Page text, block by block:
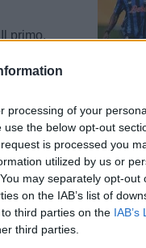
processing of your
the below opt-out
is processed you
utilized by us or
may separately opt-out
on the IAB’s list of
third parties on the IAB’s
third parties.
primo,
e fatica a
prima con la
con